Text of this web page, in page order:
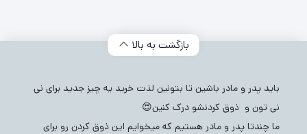
بازگشت به بالا
باید پدر و مادر باشین تا بتونین لذت خرید یه چیز جدید برای نی
نی تون و ذوق کردنشو درک کنین😍
ما چندتا پدر و مادر هستیم که میخوایم این ذوق کردن رو برای